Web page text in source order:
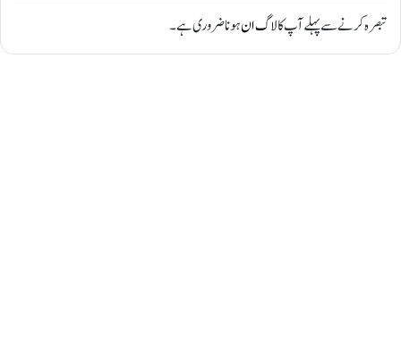
تبصرہ کرنے سے پہلے آپ کالاگ انہونا ضروری ہے۔